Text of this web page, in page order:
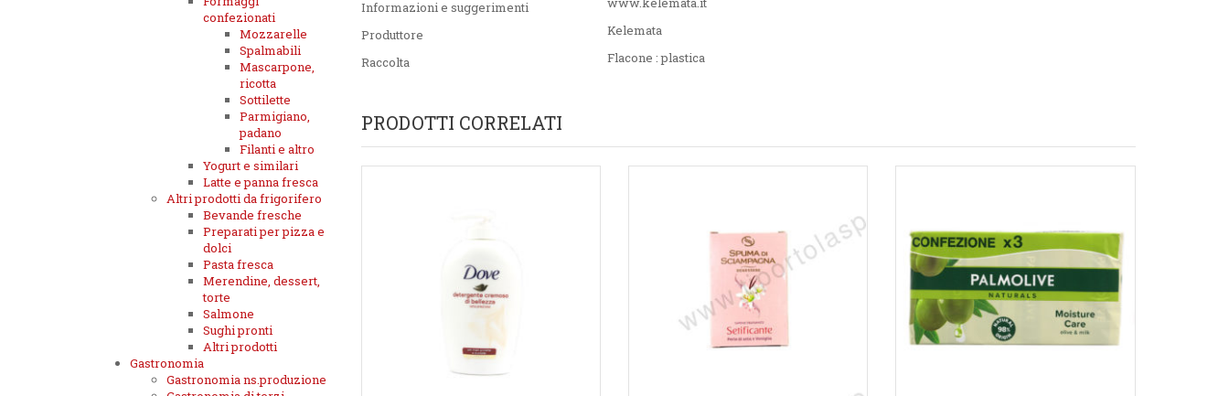
Informazioni e suggerimenti
Produttore
Kelemata
Raccolta
Flacone : plastica
PRODOTTI CORRELATI
confezionati
Mozzarelle
Spalmabili
Mascarpone,
ricotta
Sottilette
Parmigiano,
padano
Filanti e altro
Yogurt e similari
Latte e panna fresca
Altri prodotti da frigorifero
Bevande fresche
Preparati per pizza e
dolci
Pasta fresca
Merendine, dessert,
torte
Salmone
Sughi pronti
Altri prodotti
Gastronomia
Gastronomia ns.produzione